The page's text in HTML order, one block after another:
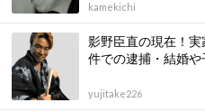
kamekichi
影野臣直の現在！
件での逮捕・結婚
yujitake226